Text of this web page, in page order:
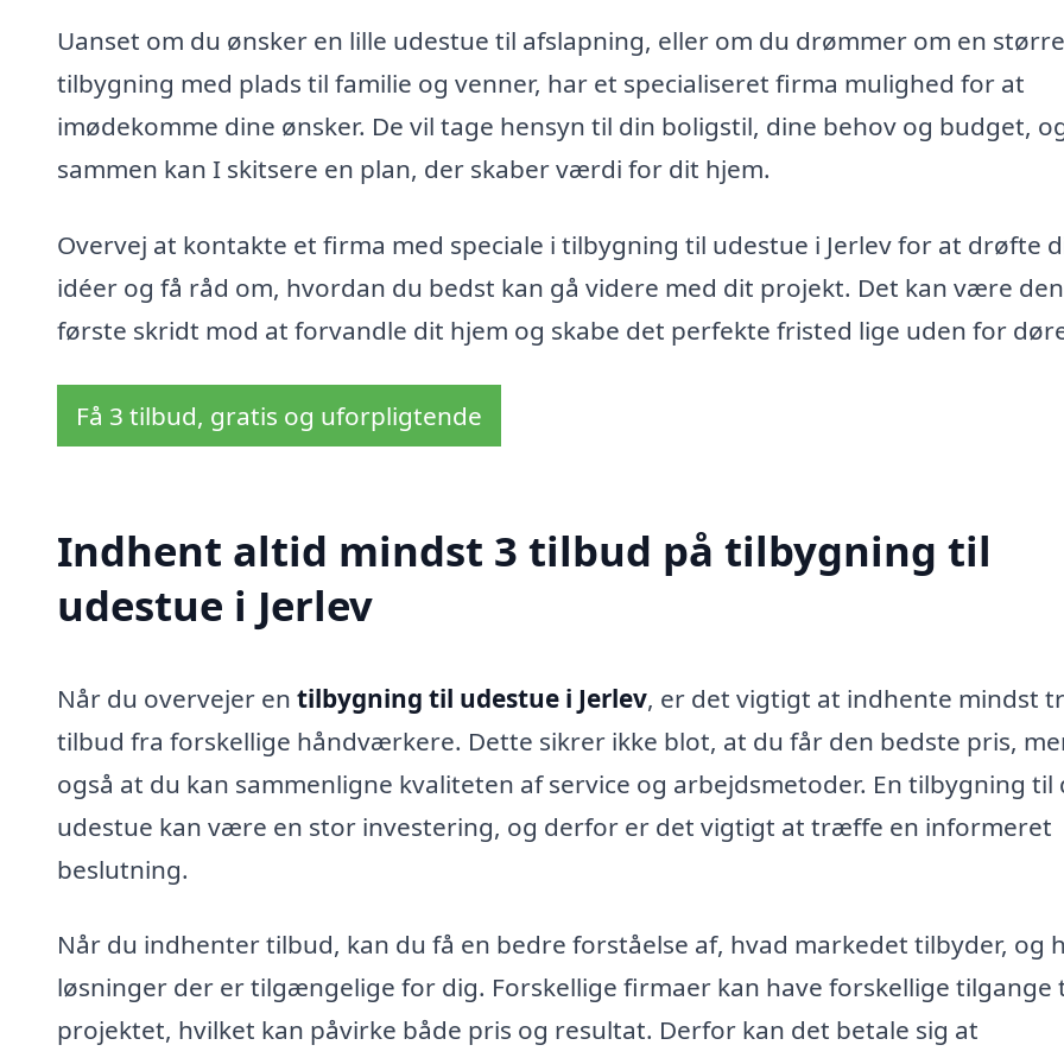
Uanset om du ønsker en lille udestue til afslapning, eller om du drømmer om en større
tilbygning med plads til familie og venner, har et specialiseret firma mulighed for at
imødekomme dine ønsker. De vil tage hensyn til din boligstil, dine behov og budget,
sammen kan I skitsere en plan, der skaber værdi for dit hjem.
Overvej at kontakte et firma med speciale i tilbygning til udestue i Jerlev for at drøfte
idéer og få råd om, hvordan du bedst kan gå videre med dit projekt. Det kan være den
første skridt mod at forvandle dit hjem og skabe det perfekte fristed lige uden for
Få 3 tilbud, gratis og uforpligtende
Indhent altid mindst 3 tilbud på tilbygning til
udestue i Jerlev
Når du overvejer en tilbygning til udestue i Jerlev, er det vigtigt at indhente mindst
tilbud fra forskellige håndværkere. Dette sikrer ikke blot, at du får den bedste pris,
også at du kan sammenligne kvaliteten af service og arbejdsmetoder. En tilbygning til
udestue kan være en stor investering, og derfor er det vigtigt at træffe en informeret
beslutning.
Når du indhenter tilbud, kan du få en bedre forståelse af, hvad markedet tilbyder, og
løsninger der er tilgængelige for dig. Forskellige firmaer kan have forskellige tilgange
projektet, hvilket kan påvirke både pris og resultat. Derfor kan det betale sig at